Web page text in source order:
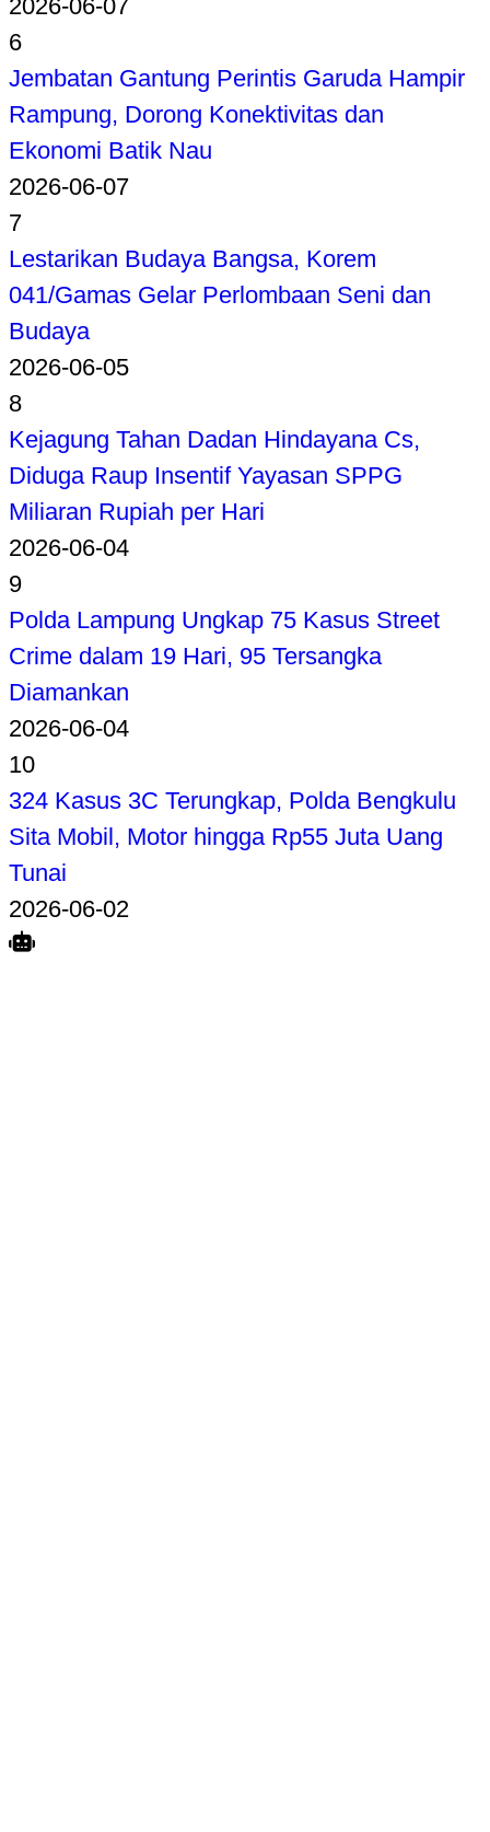
2026-06-07
6
Jembatan Gantung Perintis Garuda Hampir
Rampung, Dorong Konektivitas dan
Ekonomi Batik Nau
2026-06-07
7
Lestarikan Budaya Bangsa, Korem
041/Gamas Gelar Perlombaan Seni dan
Budaya
2026-06-05
8
Kejagung Tahan Dadan Hindayana Cs,
Diduga Raup Insentif Yayasan SPPG
Miliaran Rupiah per Hari
2026-06-04
9
Polda Lampung Ungkap 75 Kasus Street
Crime dalam 19 Hari, 95 Tersangka
Diamankan
2026-06-04
10
324 Kasus 3C Terungkap, Polda Bengkulu
Sita Mobil, Motor hingga Rp55 Juta Uang
Tunai
2026-06-02